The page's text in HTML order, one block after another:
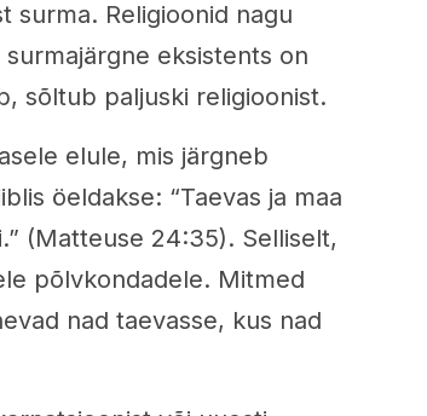
surma. Religioonid nagu
eksistents on
sõltub paljuski religioonist.
elule, mis järgneb
öeldakse: “Taevas ja maa
(Matteuse 24:35). Selliselt,
põlvkondadele. Mitmed
nad taevasse, kus nad